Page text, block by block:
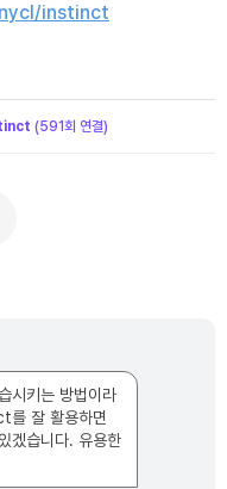
instinct
(591회 연결)
시키는 방법이라
를 잘 활용하면
겠습니다. 유용한